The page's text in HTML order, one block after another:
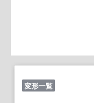
変形一覧